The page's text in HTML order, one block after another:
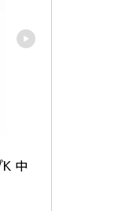
中